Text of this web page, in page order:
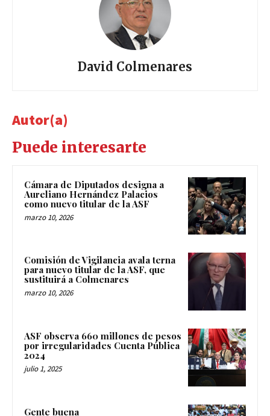
David Colmenares
Autor(a)
Puede interesarte
Cámara de Diputados designa a
Aureliano Hernández Palacios
como nuevo titular de la ASF
marzo 10, 2026
Comisión de Vigilancia avala terna
para nuevo titular de la ASF, que
sustituirá a Colmenares
marzo 10, 2026
ASF observa 660 millones de pesos
por irregularidades Cuenta Pública
2024
julio 1, 2025
Gente buena